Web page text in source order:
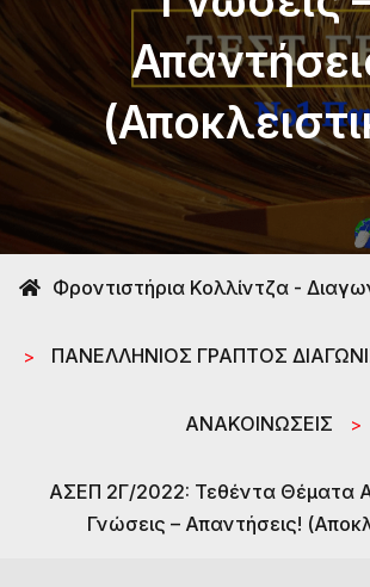
Φροντιστήρια Κολλίντζα -
> ΠΑΝΕΛΛΗΝΙΟΣ ΓΡΑΠΤΟΣ
ΑΝΑΚΟΙΝΩΣΕΙΣ >
ΑΣΕΠ 2Γ/2022: Τεθέντα Θέματα
Γνώσεις – Απαντήσεις!